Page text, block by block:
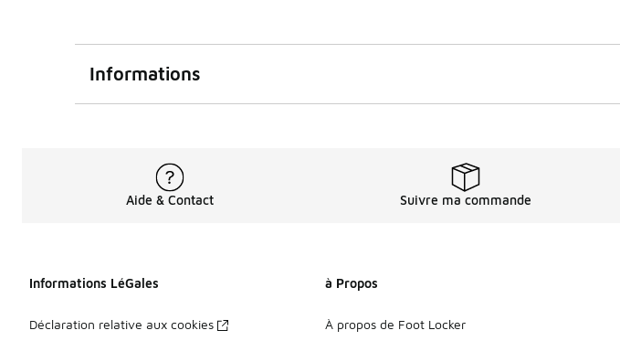
Informations
Aide & Contact Suivre ma commande
Informations LéGales
Déclaration relative aux cookies
à Propos
À propos de Foot Locker